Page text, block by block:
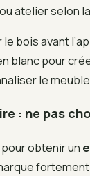
atelier selon
bois avant
blanc pour
le
: ne pas
obtenir un